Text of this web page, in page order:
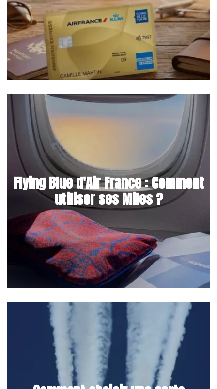
Flying Blue d'Air France : Comment
utiliser ses Miles ?